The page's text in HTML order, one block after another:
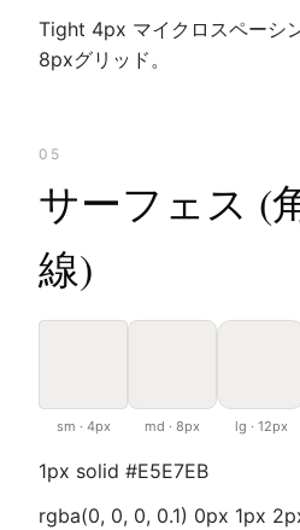
Tight 4px マイクロスペーシ
8pxグリッド。
05
サーフェス (
線)
sm · 4px md · 8px lg · 12px
1px solid #E5E7EB
rgba(0, 0, 0, 0.1) 0px 1px